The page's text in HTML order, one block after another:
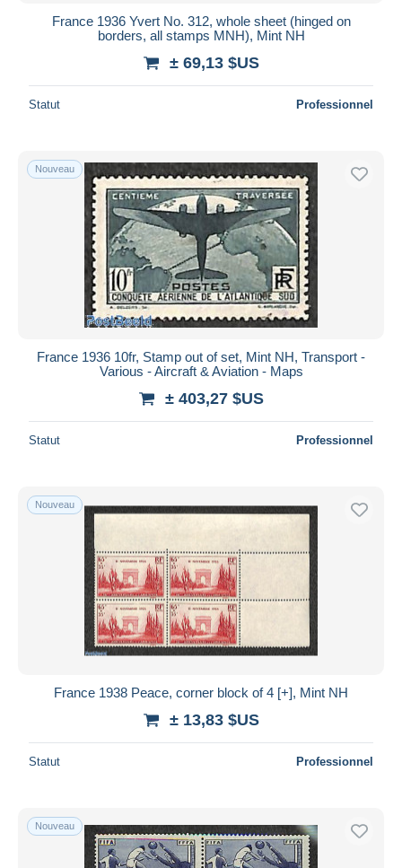
France 1936 Yvert No. 312, whole sheet (hinged on
borders, all stamps MNH), Mint NH
± 69,13 $US
Statut Professionnel
Nouveau
France 1936 10fr, Stamp out of set, Mint NH, Transport -
Various - Aircraft & Aviation - Maps
± 403,27 $US
Statut Professionnel
Nouveau
France 1938 Peace, corner block of 4 [+], Mint NH
± 13,83 $US
Statut Professionnel
Nouveau